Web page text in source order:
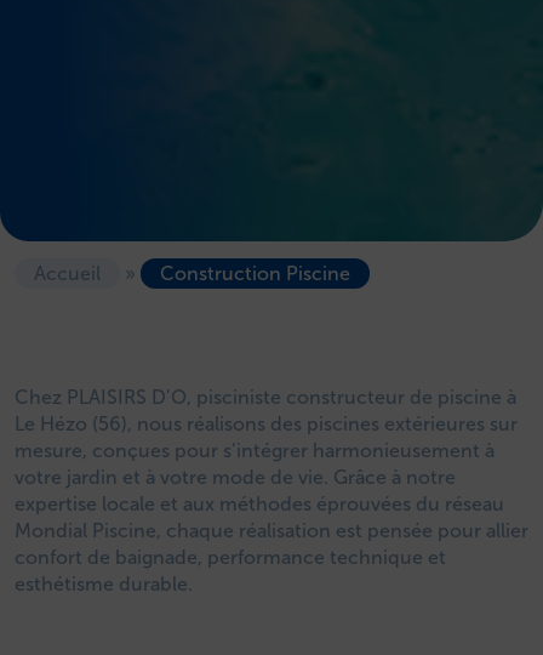
Accueil » Construction Piscine
Chez PLAISIRS D’O, pisciniste constructeur de piscine à
Le Hézo (56), nous réalisons des piscines extérieures sur
mesure, conçues pour s’intégrer harmonieusement à
votre jardin et à votre mode de vie. Grâce à notre
expertise locale et aux méthodes éprouvées du réseau
Mondial Piscine, chaque réalisation est pensée pour allier
confort de baignade, performance technique et
esthétisme durable.